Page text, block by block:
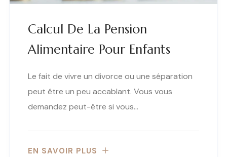
Calcul De La Pension
Alimentaire Pour Enfants
Le fait de vivre un divorce ou une séparation
peut être un peu accablant. Vous vous
demandez peut-être si vous…
EN SAVOIR PLUS